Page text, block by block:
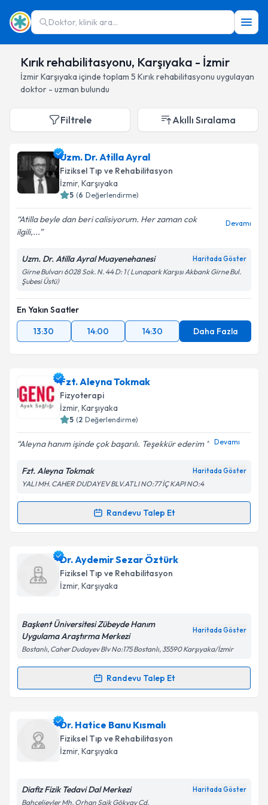
Doktor, klinik ara...
Kırık rehabilitasyonu, Karşıyaka - İzmir
İzmirKarşıyaka içinde toplam 5 Kırık rehabilitasyonu uygulayan
doktor - uzman bulundu
Filtrele Akıllı Sıralama
Uzm. Dr. Atilla Ayral
Fiziksel Tıp ve Rehabilitasyon
İzmir, Karşıyaka
5 (6 Değerlendirme)
Atilla beyle dan beri calisiyorum. Her zaman cok
ilgili,...
Devamı
Uzm. Dr. Atilla Ayral Muayenehanesi Haritada Göster
Girne Bulvarı 6028 Sok. N. 44 D: 1 ( Lunapark Karşısı Akbank Girne Bul.
Şubesi Üstü)
En Yakın Saatler
13:30
14:00 14:30 Daha Fazla
Fzt. Aleyna Tokmak
Fizyoterapi
İzmir, Karşıyaka
5 (2 Değerlendirme)
Aleyna hanım işinde çok başarılı. Teşekkür ederim Devamı
Fzt. Aleyna Tokmak Haritada Göster
YALI MH. CAHER DUDAYEV BLV.ATLI NO:77 İÇ KAPI NO:4
Randevu Talep Et
Randevu Takvimi Talebi
Fzt. Aleyna Tokmakiçin randevu takvimi talebi
oluşturun. Size bu uzmandan randevu almanız için bir
takvim hazırlandığında e-posta ile bilgilendireceğiz.
Kişisel verilerimin işlenmesine ilişkinAydınlatma
'ni okudum ve kişisel verilerimin belirtilen
kapsamda işlenmesini kabul ediyorum.
Takvim Talebini Gönder
Dr. Aydemir Sezar Öztürk
Fiziksel Tıp ve Rehabilitasyon
İzmir, Karşıyaka
Başkent Üniversitesi Zübeyde Hanım
Uygulama Araştırma Merkezi
Haritada Göster
Bostanlı, Caher Dudayev Blv No:175 Bostanlı, 35590 Karşıyaka/İzmir
Randevu Talep Et
Randevu Takvimi Talebi
Dr. Aydemir Sezar Öztürkiçin randevu takvimi
talebi oluşturun. Size bu uzmandan randevu almanız
için bir takvim hazırlandığında e-posta ile
bilgilendireceğiz.
Dr. Hatice Banu Kısmalı
Fiziksel Tıp ve Rehabilitasyon
İzmir, Karşıyaka
Diafiz Fizik Tedavi Dal Merkezi Haritada Göster
Bahçelievler Mh. Orhan Şaik Gökyay Cd.